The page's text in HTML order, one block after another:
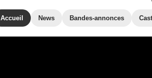
Accueil News Bandes-annonces